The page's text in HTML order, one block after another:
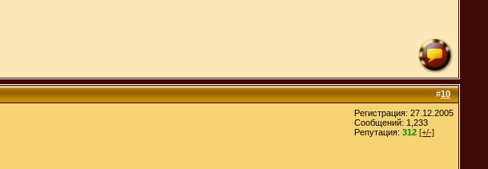
#10
Регистрация: 27.12.2005
Сообщений: 1,233
Репутация: 312 [+/-]